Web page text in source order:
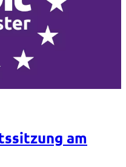
am